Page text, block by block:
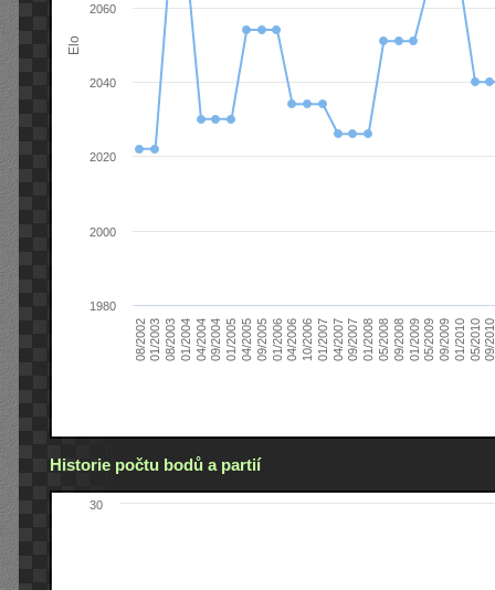
Elo
08/200201/200308/200301/200404/200409/200401/200504/200509/200501/200604/200610/200601/200704/200709/200701/200805/200809/200801/200905/200909/200901/201005/201009/
1980
2000
2020
2040
2060
Historie počtu bodů a partií
30